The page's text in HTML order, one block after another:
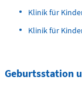
Klinik für
Klinik für
Geburtsstation